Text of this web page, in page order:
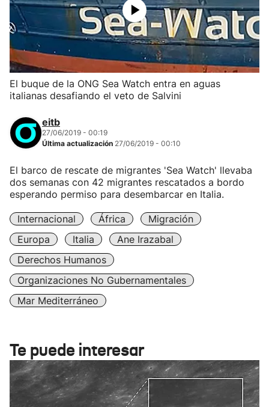
El buque de la ONG Sea Watch entra en aguas
italianas desafiando el veto de Salvini
eitb
27/06/2019 - 00:19
Última actualización 27/06/2019 - 00:10
El barco de rescate de migrantes 'Sea Watch' llevaba
dos semanas con 42 migrantes rescatados a bordo
esperando permiso para desembarcar en Italia.
Internacional África
Migración
Europa
Italia
Ane Irazabal
Derechos Humanos
Organizaciones No Gubernamentales
Mar Mediterráneo
Te puede interesar